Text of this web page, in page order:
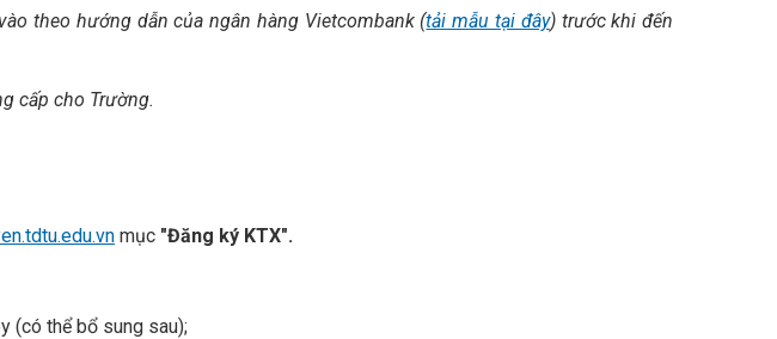
theo hướng dẫn của ngân hàng Vietcombank (tải mẫu tại đây) trước khi đến
cấp cho Trường.
mục "Đăng ký KTX".
(có thể bổ sung sau);